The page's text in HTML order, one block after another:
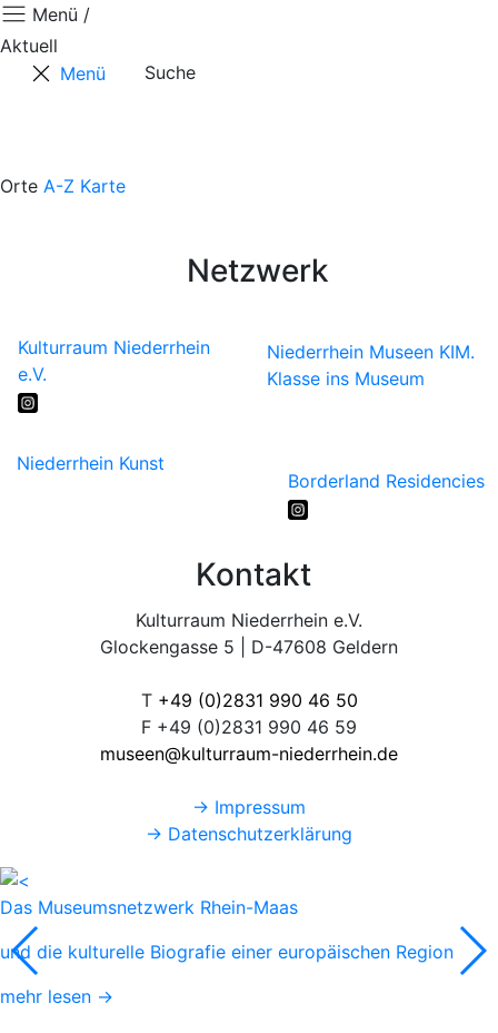
Menü /
Aktuell
Menü
Suche
Orte A-Z Karte
Netzwerk
Kulturraum Niederrhein
e.V.
Niederrhein Museen KIM.
Klasse ins Museum
Niederrhein Kunst
Borderland Residencies
Kontakt
Kulturraum Niederrhein e.V.
Glockengasse 5 | D-47608 Geldern
T +49 (0)2831 990 46 50
F +49 (0)2831 990 46 59
museen@kulturraum-niederrhein.de
→ Impressum
→ Datenschutzerklärung
Das Museumsnetzwerk Rhein-Maas
und die kulturelle Biografie einer europäischen Region
mehr lesen →